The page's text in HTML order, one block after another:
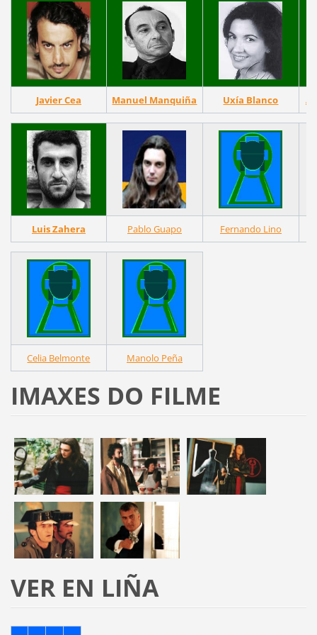
Javier Cea Manuel Manquiña Uxía Blanco
Luis Zahera Pablo Guapo Fernando Lino
Celia Belmonte Manolo Peña
IMAXES DO FILME
VER EN LIÑA